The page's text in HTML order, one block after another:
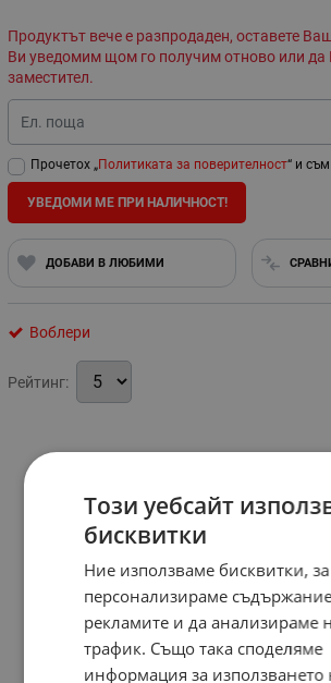
Продуктът вече е разпродаден, оставете
Ви уведомим щом го получим отново или
заместител.
Ел. поща
Прочетох „Политиката за поверителност“ и
УВЕДОМИ МЕ ПРИ НАЛИЧНОСТ!
ДОБАВИ В ЛЮБИМИ
Воблери
Рейтинг:
Този уебсайт
бисквитки
Ние използваме бисквитки,
персонализираме
рекламите и да анализираме
трафик. Също така споделяме
информация за използването